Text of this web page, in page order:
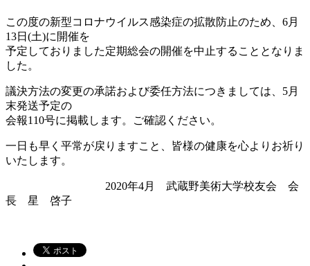
この度の新型コロナウイルス感染症の拡散防止のため、6月
13日(土)に開催を
予定しておりました定期総会の開催を中止することとなりま
した。
議決方法の変更の承諾および委任方法につきましては、5月
末発送予定の
会報110号に掲載します。ご確認ください。
一日も早く平常が戻りますこと、皆様の健康を心よりお祈り
いたします。
2020年4月 武蔵野美術大学校友会 会
長 星 啓子